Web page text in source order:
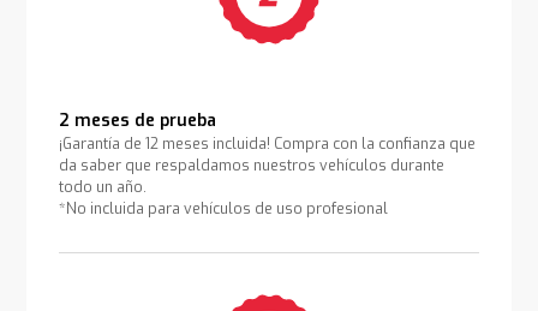
2 meses de prueba
¡Garantía de 12 meses incluida! Compra con la confianza que
da saber que respaldamos nuestros vehículos durante
todo un año.
*No incluida para vehículos de uso profesional